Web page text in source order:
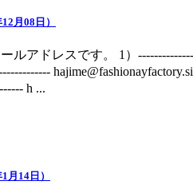
月08日）
アドレスです。 1）
h ...
月14日）